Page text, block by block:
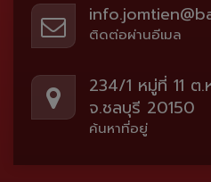
ติดต่อผ่านอีเมล
234/1 หมู่ที่ 11 ต
จ.ชลบุรี 20150
ค้นหาที่อยู่